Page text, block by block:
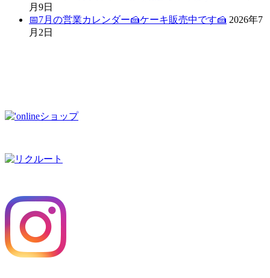
月9日
📅7月の営業カレンダー🍰ケーキ販売中です🍰 2026年7
月2日